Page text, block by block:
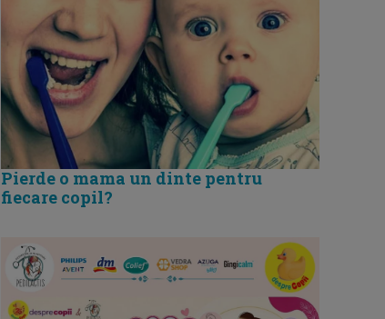
Pierde o mama un dinte pentru
fiecare copil?